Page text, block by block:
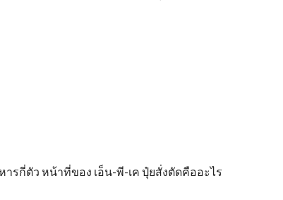
รกี่ตัว หน้าที่ของ เอ็น-พี-เค ปุ๋ยสั่งตัดคืออะไร